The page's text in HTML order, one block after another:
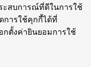
ะสบการณ์ที่ดีในการใช้
การใช้คุกกี้ได้ที่
กตั้งค่ายินยอมการใช้